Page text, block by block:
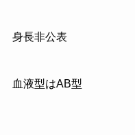
身長非公表
血液型はAB型